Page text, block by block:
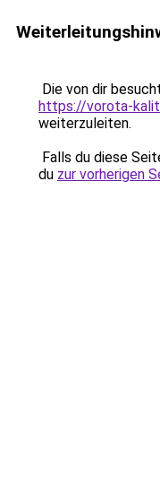
Die von dir
https://vorota-
weiterzuleiten.
Falls du diese
du zur vorherigen